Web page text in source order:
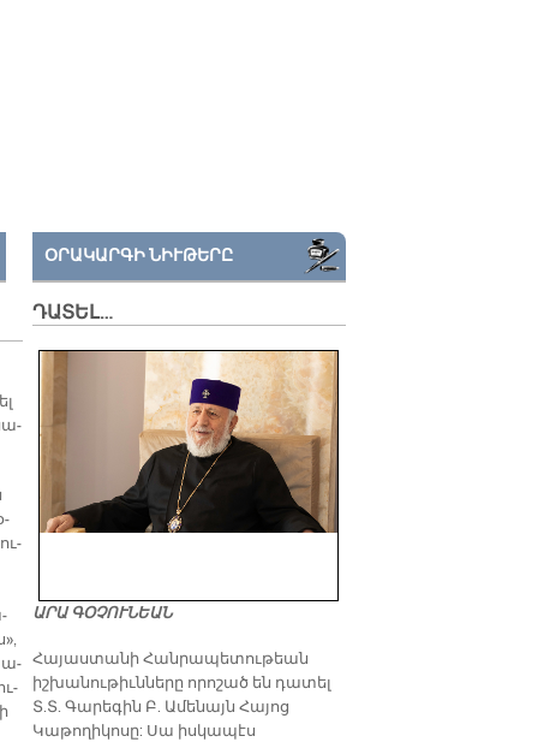
ա­
ՕՐԱԿԱՐԳԻ ՆԻՒԹԵՐԸ
ԴԱՏԵԼ…
ԱՐԱ ԳՕՉՈՒՆԵԱՆ
​Հայաստանի Հանրապետութեան
իշխանութիւնները որոշած են դատել
Տ.Տ. Գարեգին Բ. Ամենայն Հայոց
Կաթողիկոսը: Սա իսկապէս